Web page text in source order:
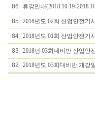
86 휴강안내(2018.10.19-
85 2018년도 02회 산업안전기
84 2018년도 01회 산업안전기
83 2018년 03회대비반 산업안
82 2018년도 03회대비반 개강